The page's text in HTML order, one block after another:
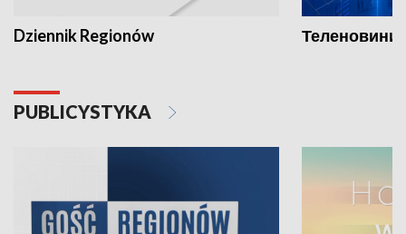
Dziennik Regionów Теленовини
PUBLICYSTYKA